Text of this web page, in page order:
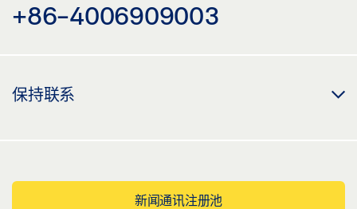
+86-4006909003
保持联系
新闻通讯注册池